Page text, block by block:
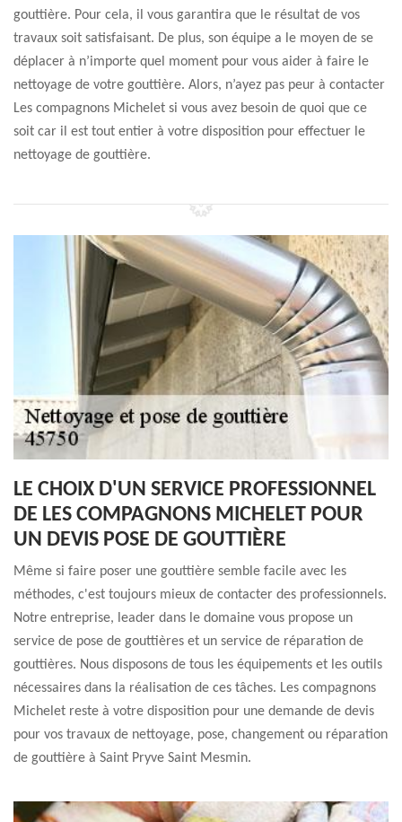
gouttière. Pour cela, il vous garantira que le résultat de vos
travaux soit satisfaisant. De plus, son équipe a le moyen de se
déplacer à n’importe quel moment pour vous aider à faire le
nettoyage de votre gouttière. Alors, n’ayez pas peur à contacter
Les compagnons Michelet si vous avez besoin de quoi que ce
soit car il est tout entier à votre disposition pour effectuer le
nettoyage de gouttière.
LE CHOIX D'UN SERVICE PROFESSIONNEL
DE LES COMPAGNONS MICHELET POUR
UN DEVIS POSE DE GOUTTIÈRE
Même si faire poser une gouttière semble facile avec les
méthodes, c'est toujours mieux de contacter des professionnels.
Notre entreprise, leader dans le domaine vous propose un
service de pose de gouttières et un service de réparation de
gouttières. Nous disposons de tous les équipements et les outils
nécessaires dans la réalisation de ces tâches. Les compagnons
Michelet reste à votre disposition pour une demande de devis
pour vos travaux de nettoyage, pose, changement ou réparation
de gouttière à Saint Pryve Saint Mesmin.